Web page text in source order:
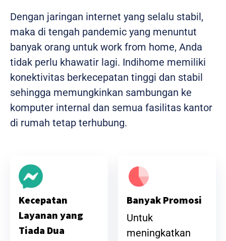
Dengan jaringan internet yang selalu stabil,
maka di tengah pandemic yang menuntut
banyak orang untuk work from home, Anda
tidak perlu khawatir lagi. Indihome memiliki
konektivitas berkecepatan tinggi dan stabil
sehingga memungkinkan sambungan ke
komputer internal dan semua fasilitas kantor
di rumah tetap terhubung.
Kecepatan
Layanan yang
Tiada Dua
Banyak Promosi
Untuk
meningkatkan